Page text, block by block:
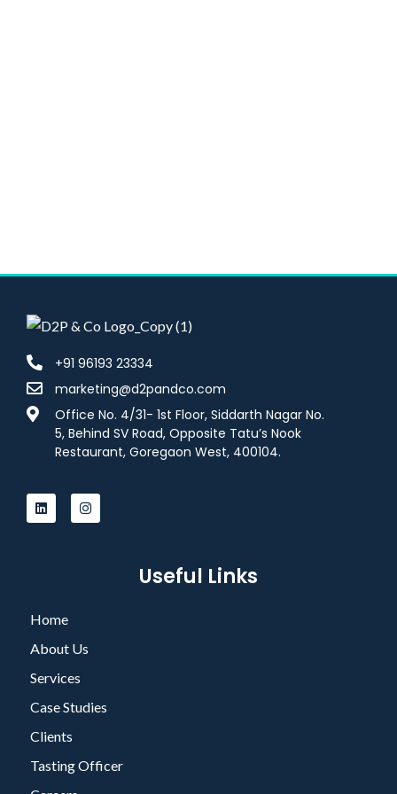
+91 96193 23334
marketing@d2pandco.com
Office No. 4/31- 1st Floor, Siddarth Nagar No.
5, Behind SV Road, Opposite Tatu’s Nook
Restaurant, Goregaon West, 400104.
Useful Links
Home
About Us
Services
Case Studies
Clients
Tasting Officer